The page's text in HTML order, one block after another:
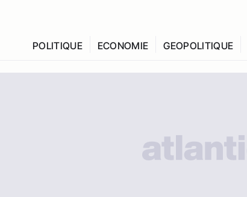
POLITIQUE ECONOMIE GEOPOLITIQUE